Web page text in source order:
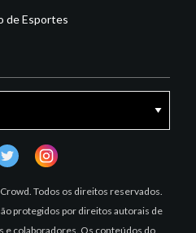
de Esportes
Todos os direitos reservados.
protegidos por direitos autorais de
e colaboradores. Os conteúdos do
instagram